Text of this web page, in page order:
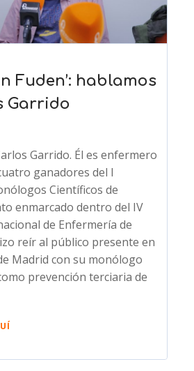
Fuden’: hablamos
Garrido
Garrido. Él es enfermero
ganadores del I
Científicos de
enmarcado dentro del IV
de Enfermería de
reír al público presente en
Madrid con su monólogo
prevención terciaria de